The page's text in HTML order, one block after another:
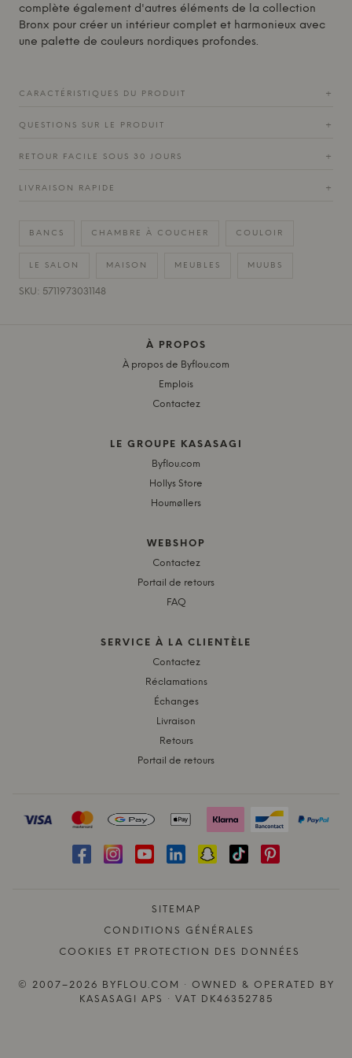
complète également d'autres éléments de la collection
Bronx pour créer un intérieur complet et harmonieux avec
une palette de couleurs nordiques profondes.
CARACTÉRISTIQUES DU PRODUIT +
QUESTIONS SUR LE PRODUIT +
RETOUR FACILE SOUS 30 JOURS +
LIVRAISON RAPIDE +
BANCS CHAMBRE À COUCHER COULOIR
LE SALON MAISON MEUBLES MUUBS
SKU: 5711973031148
À PROPOS
À propos de Byflou.com
Emplois
Contactez
LE GROUPE KASASAGI
Byflou.com
Hollys Store
Houmøllers
WEBSHOP
Contactez
Portail de retours
FAQ
SERVICE À LA CLIENTÈLE
Contactez
Réclamations
Échanges
Livraison
Retours
Portail de retours
SITEMAP
CONDITIONS GÉNÉRALES
COOKIES ET PROTECTION DES DONNÉES
© 2007–2026 BYFLOU.COM · OWNED & OPERATED BY
KASASAGI APS · VAT DK46352785